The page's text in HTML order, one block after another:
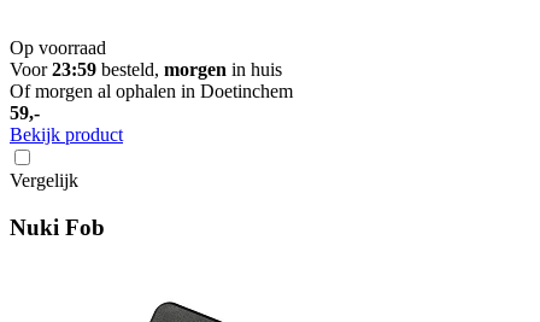
Op voorraad
Voor23:59 besteld, morgen in huis
Of morgen al ophalen in Doetinchem
59,-
Bekijk product
Vergelijk
Nuki Fob